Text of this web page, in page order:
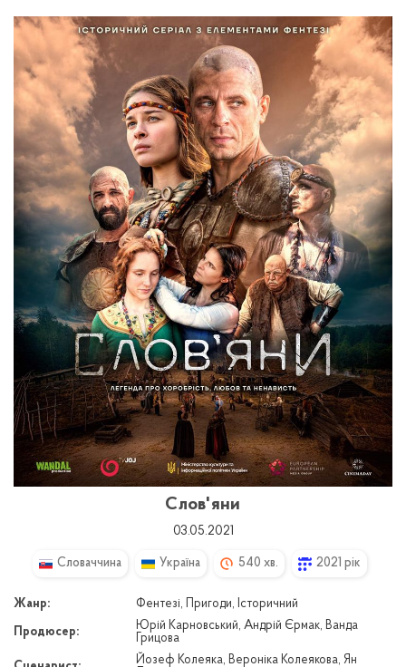
Слов'яни
03.05.2021
Словаччина Україна 540 хв. 2021 рік
Жанр: Фентезі, Пригоди, Історичний
Продюсер:
Юрій Карновський, Андрій Єрмак, Ванда
Грицова
Йозеф Колеяка, Вероніка Колеякова, Ян